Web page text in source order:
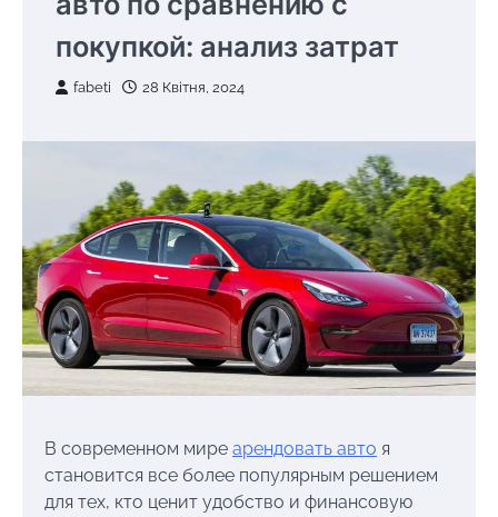
покупкой: анализ затрат
fabeti 28 Квітня, 2024
В современном мире арендовать авто я
становится все более популярным решением
для тех, кто ценит удобство и финансовую